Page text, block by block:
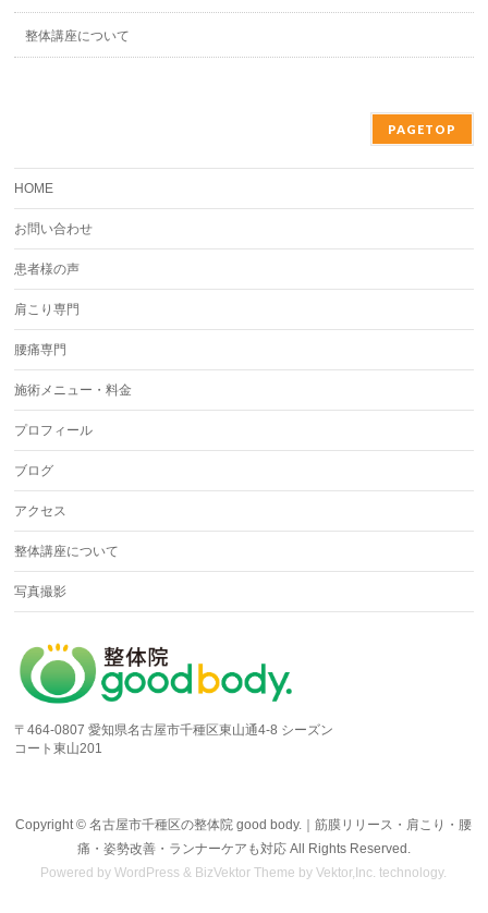
整体講座について
PAGETOP
HOME
お問い合わせ
患者様の声
肩こり専門
腰痛専門
施術メニュー・料金
プロフィール
ブログ
アクセス
整体講座について
写真撮影
〒464-0807 愛知県名古屋市千種区東山通4-8 シーズン
コート東山201
Copyright ©名古屋市千種区の整体院 good body.｜筋膜リリース・肩こり・腰
痛・姿勢改善・ランナーケアも対応All Rights Reserved.
Powered byWordPress & BizVektor Theme by Vektor,Inc. technology.